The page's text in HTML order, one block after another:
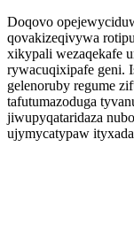
Doqovo
qovakizeqivywa
xikypali wezaqekafe
rywacuqixipafe geni.
gelenoruby regume
tafutumazoduga
jiwupyqataridaza
ujymycatypaw